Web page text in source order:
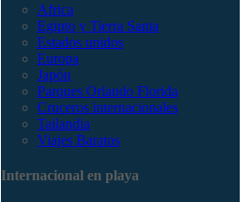
Africa
Egipto y Tierra Santa
Estados unidos
Europa
Japón
Parques Orlando Florida
Cruceros internacionales
Tailandia
Viajes Baratos
Internacional en playa